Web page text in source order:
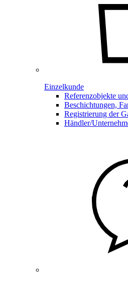
Einzelkunde
Referenzobjekte
Beschichtungen,
Registrierung der
Händler/